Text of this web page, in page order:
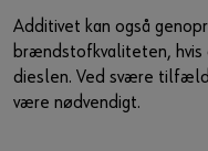
Additivet kan også
brændstofkvaliteten,
dieslen. Ved svære
være nødvendigt.